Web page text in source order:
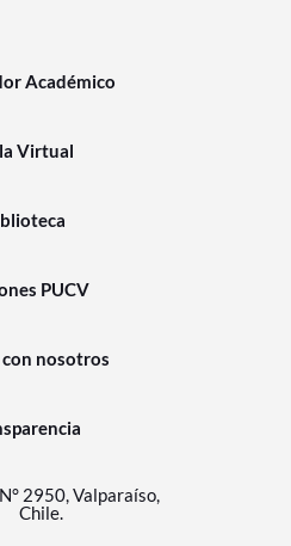
Académico
Virtual
PUCV
nosotros
2950, Valparaíso,
Chile.